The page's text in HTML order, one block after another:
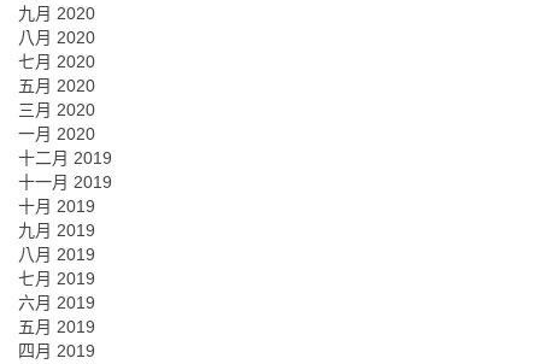
九月 2020
八月 2020
七月 2020
五月 2020
三月 2020
一月 2020
十二月 2019
十一月 2019
十月 2019
九月 2019
八月 2019
七月 2019
六月 2019
五月 2019
四月 2019